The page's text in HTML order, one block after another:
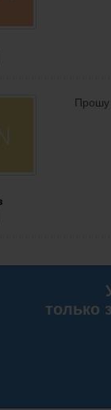
Прошу
только